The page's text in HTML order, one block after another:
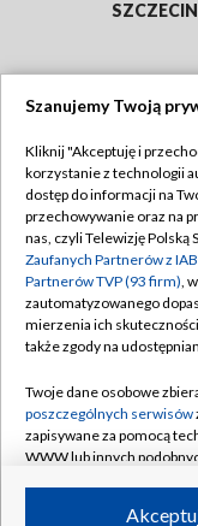
SZCZECIN
Abonament TVP
Emisja w TVP
Centrum
Naziemna
Rada Programowa
System NOS
Informacje o
Szanujemy Twoją
Kliknij "Akceptuję i
korzystanie z technologii
dostęp do informacji na
przechowywanie oraz na
nas, czyli Telewizję Polską
Zaufanych Partnerów z
Partnerów TVP (93 firm),
zautomatyzowanego
mierzenia ich
także zgody na
Twoje dane osobowe
poszczególnych serwisów
zapisywane za pomocą
WWW lub innych
ruchu w Internecie.